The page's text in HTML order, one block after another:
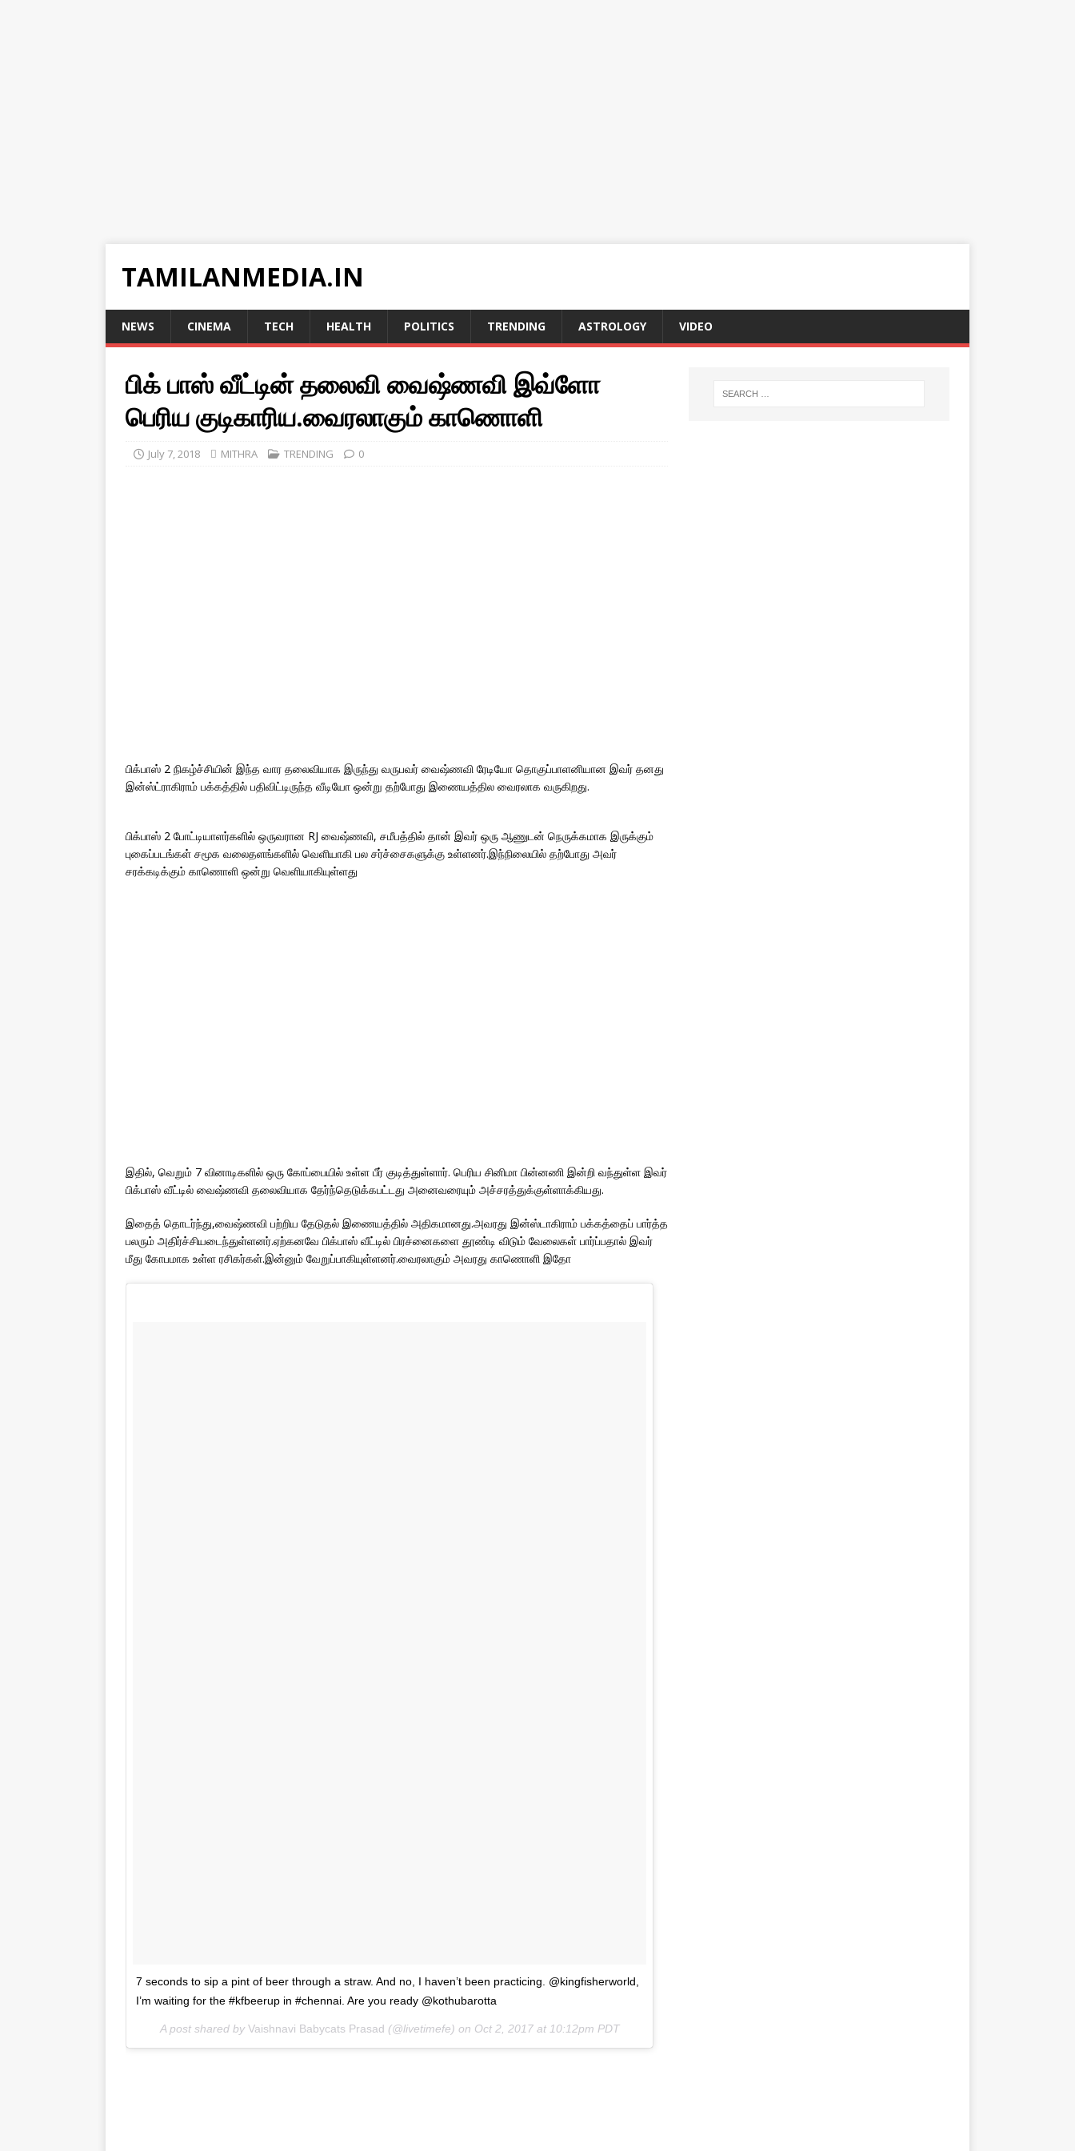
TAMILANMEDIA.IN
NEWS CINEMA TECH HEALTH POLITICS TRENDING ASTROLOGY VIDEO
பிக் பாஸ் வீட்டின் தலைவி வைஷ்ணவி இவ்ளோ
பெரிய குடிகாரிய.வைரலாகும் காணொளி
July 7, 2018 MITHRA TRENDING 0
பிக்பாஸ் 2 நிகழ்ச்சியின் இந்த வார தலைவியாக இருந்து வருபவர் வைஷ்ணவி ரேடியோ தொகுப்பாளனியான இவர் தனது
இன்ஸ்ட்ராகிராம் பக்கத்தில் பதிவிட்டிருந்த வீடியோ ஒன்று தற்போது இணையத்தில வைரலாக வருகிறது.
பிக்பாஸ் 2 போட்டியாளர்களில் ஒருவரான RJ வைஷ்ணவி, சமீபத்தில் தான் இவர் ஒரு ஆணுடன் நெருக்கமாக இருக்கும்
புகைப்படங்கள் சமூக வலைதளங்களில் வெளியாகி பல சர்ச்சைகளுக்கு உள்ளனர்.இந்நிலையில் தற்போது அவர்
சரக்கடிக்கும் காணொளி ஒன்று வெளியாகியுள்ளது
இதில், வெறும் 7 வினாடிகளில் ஒரு கோப்பையில் உள்ள பீர் குடித்துள்ளார். பெரிய சினிமா பின்னணி இன்றி வந்துள்ள இவர்
பிக்பாஸ் வீட்டில் வைஷ்ணவி தலைவியாக தேர்ந்தெடுக்கபட்டது அனைவரையும் அச்சரத்துக்குள்ளாக்கியது.
இதைத் தொடர்ந்து,வைஷ்ணவி பற்றிய தேடுதல் இணையத்தில் அதிகமானது.அவரது இன்ஸ்டாகிராம் பக்கத்தைப் பார்த்த
பலரும் அதிர்ச்சியடைந்துள்ளனர்.ஏற்கனவே பிக்பாஸ் வீட்டில் பிரச்னைகளை தூண்டி விடும் வேலைகள் பார்ப்பதால் இவர்
மீது கோபமாக உள்ள ரசிகர்கள்.இன்னும் வேறுப்பாகியுள்ளனர்.வைரலாகும் அவரது காணொளி இதோ
7 seconds to sip a pint of beer through a straw. And no, I haven’t been practicing. @kingfisherworld,
I’m waiting for the #kfbeerup in #chennai. Are you ready @kothubarotta
A post shared by Vaishnavi Babycats Prasad (@livetimefe) on Oct 2, 2017 at 10:12pm PDT